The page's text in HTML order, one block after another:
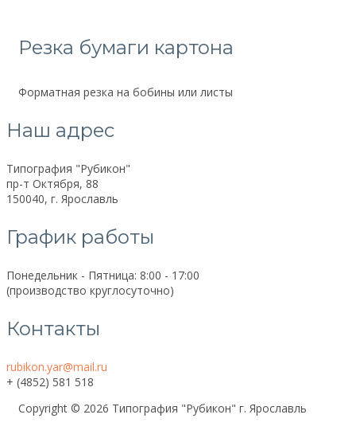
Резка бумаги картона
Форматная резка на бобины или листы
Наш адрес
Типография "Рубикон"
пр-т Октября, 88
150040, г. Ярославль
График работы
Понедельник - Пятница: 8:00 - 17:00
(производство круглосуточно)
Контакты
rubikon.yar@mail.ru
+ (4852) 581 518
Copyright © 2026 Типография "Рубикон" г. Ярославль